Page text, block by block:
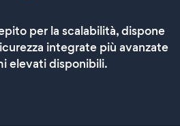
per la scalabilità, dispone
integrate più avanzate
elevati disponibili.